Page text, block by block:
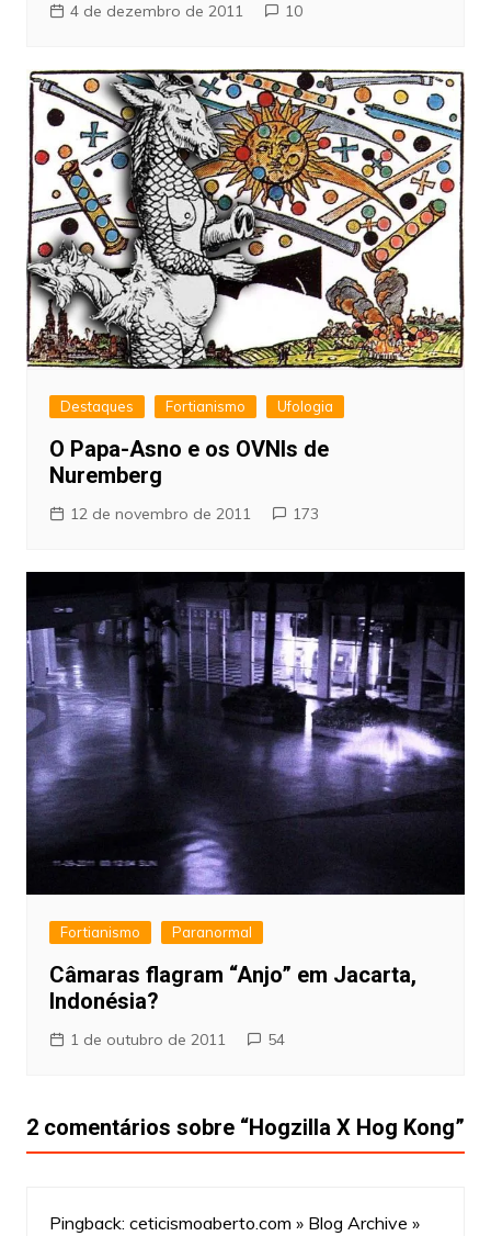
4 de dezembro de 2011 10
Destaques Fortianismo Ufologia
O Papa-Asno e os OVNIs de
Nuremberg
12 de novembro de 2011 173
Fortianismo Paranormal
Câmaras flagram “Anjo” em Jacarta,
Indonésia?
1 de outubro de 2011 54
2 comentários sobre “Hogzilla X Hog Kong”
Pingback: ceticismoaberto.com » Blog Archive »